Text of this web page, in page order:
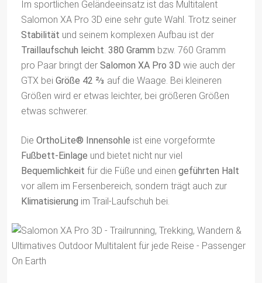
Im sportlichen Geländeeinsatz ist das Multitalent
Salomon XA Pro 3D eine sehr gute Wahl. Trotz seiner
Stabilität und seinem komplexen Aufbau ist der
Traillaufschuh leicht. 380 Gramm bzw. 760 Gramm
pro Paar bringt der Salomon XA Pro 3D wie auch der
GTX bei Größe 42 ⅔ auf die Waage. Bei kleineren
Größen wird er etwas leichter, bei größeren Größen
etwas schwerer.
Die OrthoLite® Innensohle ist eine vorgeformte
Fußbett-Einlage und bietet nicht nur viel
Bequemlichkeit für die Füße und einen geführten Halt
vor allem im Fersenbereich, sondern trägt auch zur
Klimatisierung im Trail-Laufschuh bei.